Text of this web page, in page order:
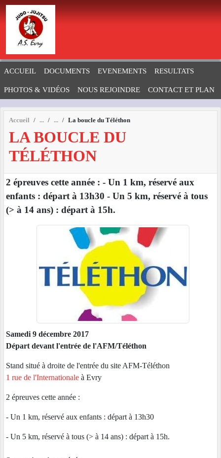
ACCUEIL DOCUMENTS EVENEMENTS RESULTATS
PHOTOS & VIDÉOS NOUS REJOINDRE CONTACT ET PLAN
Accueil La boucle du Téléthon
LA BOUCLE DU
TÉLÉTHON
2 épreuves cette année : - Un 1 km, réservé aux
enfants : départ à 13h30 - Un 5 km, réservé à tous
(> à 14 ans) : départ à 15h.
Samedi 9 décembre 2017
Départ devant l'entrée de l'AFM/Téléthon
Stand situé à droite de l'entrée du site AFM-Téléthon
1 rue de l'Internationale à Evry
2 épreuves cette année :
- Un 1 km, réservé aux enfants : départ à 13h30
- Un 5 km, réservé à tous (> à 14 ans) : départ à 15h.
Panneau de gestion des cookies